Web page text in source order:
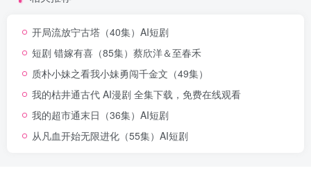
开局流放宁古塔（40集）AI短剧
短剧 错嫁有喜（85集）蔡欣洋＆至春禾
质朴小妹之看我小妹勇闯千金文（49集）
我的枯井通古代 AI漫剧 全集下载，免费在线观看
我的超市通末日（36集）AI短剧
从凡血开始无限进化（55集）AI短剧